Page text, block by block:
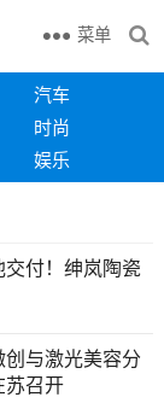
菜单
汽车
时尚
娱乐
付！绅岚陶瓷
与激光美容分
苏召开